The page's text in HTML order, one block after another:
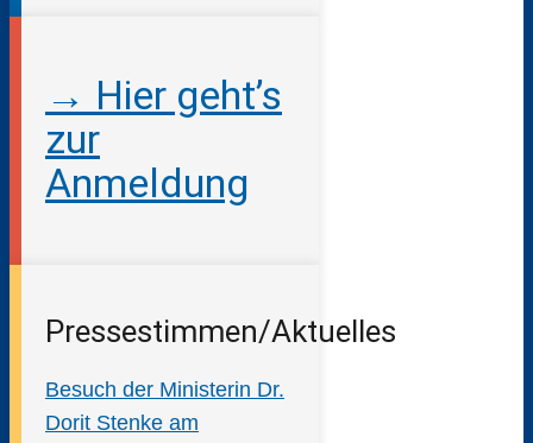
→ Hier geht’s
zur
Anmeldung
Pressestimmen/Aktuelles
Besuch der Ministerin Dr.
Dorit Stenke am